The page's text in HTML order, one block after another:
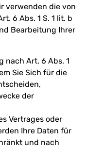
verwenden die von
6 Abs. 1 S. 1 lit. b
Bearbeitung Ihrer
nach Art. 6 Abs. 1
Sie Sich für die
der
Vertrages oder
Ihre Daten für
und nach